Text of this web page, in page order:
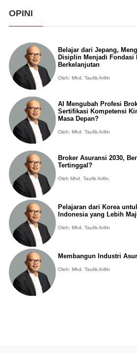
OPINI
Belajar dari Jepang,
Disiplin Menjadi Fondasi
Berkelanjutan
Oleh: Mhd. Taufik Arifin
AI Mengubah Profesi
Sertifikasi Kompetensi
Masa Depan?
Oleh: Mhd. Taufik Arifin
Broker Asuransi 2030,
Tertinggal?
Oleh Mhd. Taufik Arifin,
Pelajaran dari Korea
Indonesia yang Lebih
Oleh: Mhd. Taufik Arifin
Membangun Industri
Oleh: Mhd. Taufik Arifin